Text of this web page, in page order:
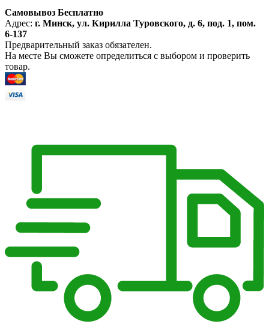
Самовывоз Бесплатно
Адрес: г. Минск, ул. Кирилла Туровского, д. 6, под. 1, пом.
6-137
Предварительный заказ обязателен.
На месте Вы сможете определиться с выбором и проверить
товар.